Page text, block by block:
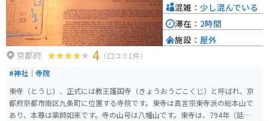
京都府 4 （口コミ1件）
#神社｜寺院
東寺（とうじ）、正式には教王護国寺（きょうおうごこくじ）と呼ばれ、京
都府京都市南区九条町に位置する寺院です。東寺は真言宗東寺派の総本山で
あり、本尊は薬師如来です。寺の山号は八幡山です。東寺は、794年（延暦13
混雑： 少し混んでいる
滞在： 2時間
施設： 屋外